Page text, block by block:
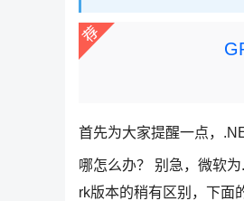
首先为大家提醒一点，
哪怎么办？ 别急，微软
rk版本的稍有区别，下面